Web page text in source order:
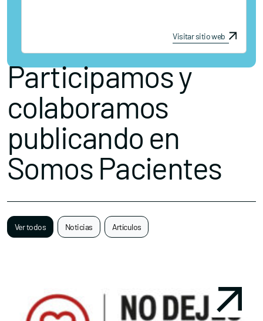
Visitar sitio web
Participamos y
colaboramos
publicando en
Somos Pacientes
Ver todos Noticias Artículos